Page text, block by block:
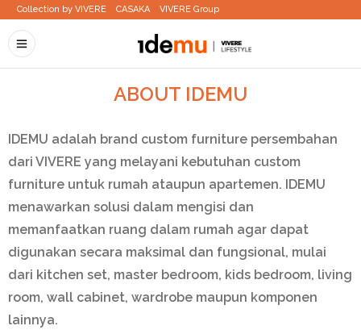
Collection by VIVERE CASAKA VIVERE Group
ABOUT IDEMU
IDEMU adalah brand custom furniture persembahan
dari VIVERE yang melayani kebutuhan custom
furniture untuk rumah ataupun apartemen. IDEMU
menawarkan solusi dalam mengisi dan
memanfaatkan ruang dalam rumah agar dapat
digunakan secara maksimal dan fungsional, mulai
dari kitchen set, master bedroom, kids bedroom, living
room, wall cabinet, wardrobe maupun komponen
lainnya.